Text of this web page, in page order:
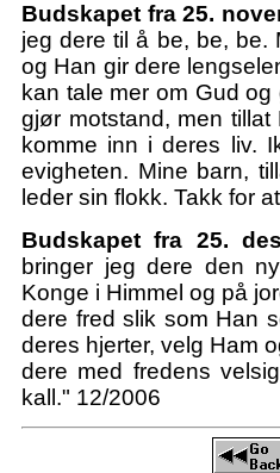
Budskapet fra 25.
jeg dere til å be, be,
og Han gir dere
kan tale mer om Gud
gjør motstand, men
komme inn i deres liv.
evigheten. Mine barn,
leder sin flokk. Takk for
Budskapet fra 25.
bringer jeg dere den
Konge i Himmel og på
dere fred slik som Han
deres hjerter, velg Ham
dere med fredens
kall." 12/2006